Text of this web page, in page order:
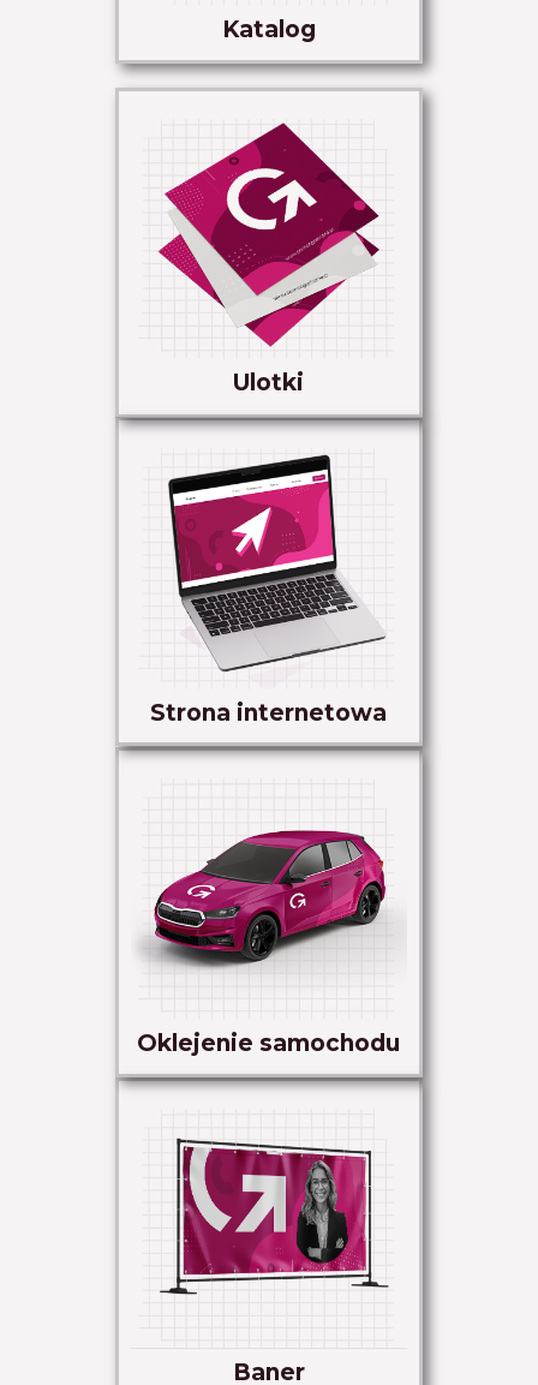
Katalog
Ulotki
Strona internetowa
Oklejenie samochodu
Baner